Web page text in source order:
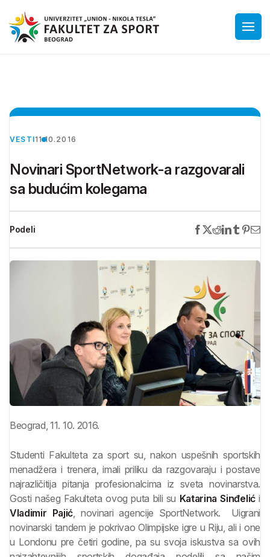
VESTI11.10.2016
Novinari SportNetwork-a razgovarali
sa budućim kolegama
Podeli
Beograd, 11. 10. 2016.
Studenti Fakulteta za sport su, nakon uspešnih sportskih
menadžera i trenera, imali priliku da razgovaraju i postave
najrazličitija pitanja profesionalcima iz sveta novinarstva.
Gosti našeg Fakulteta ovog puta bili su Katarina Sinđelići
Vladimir Pajić, novinari agencije SportNetwork. Uigrani
novinarski tandem je pokrivao Olimpijske igre u Riju, ali i one
u Londonu pre četiri godine, pa su svoja iskustva sa ovih